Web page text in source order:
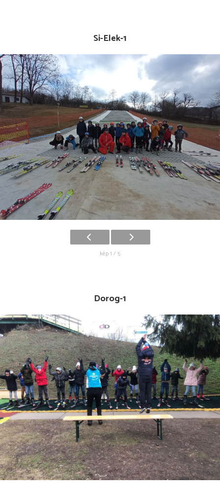
Si-Elek-1
kép 1 / 5
Dorog-1